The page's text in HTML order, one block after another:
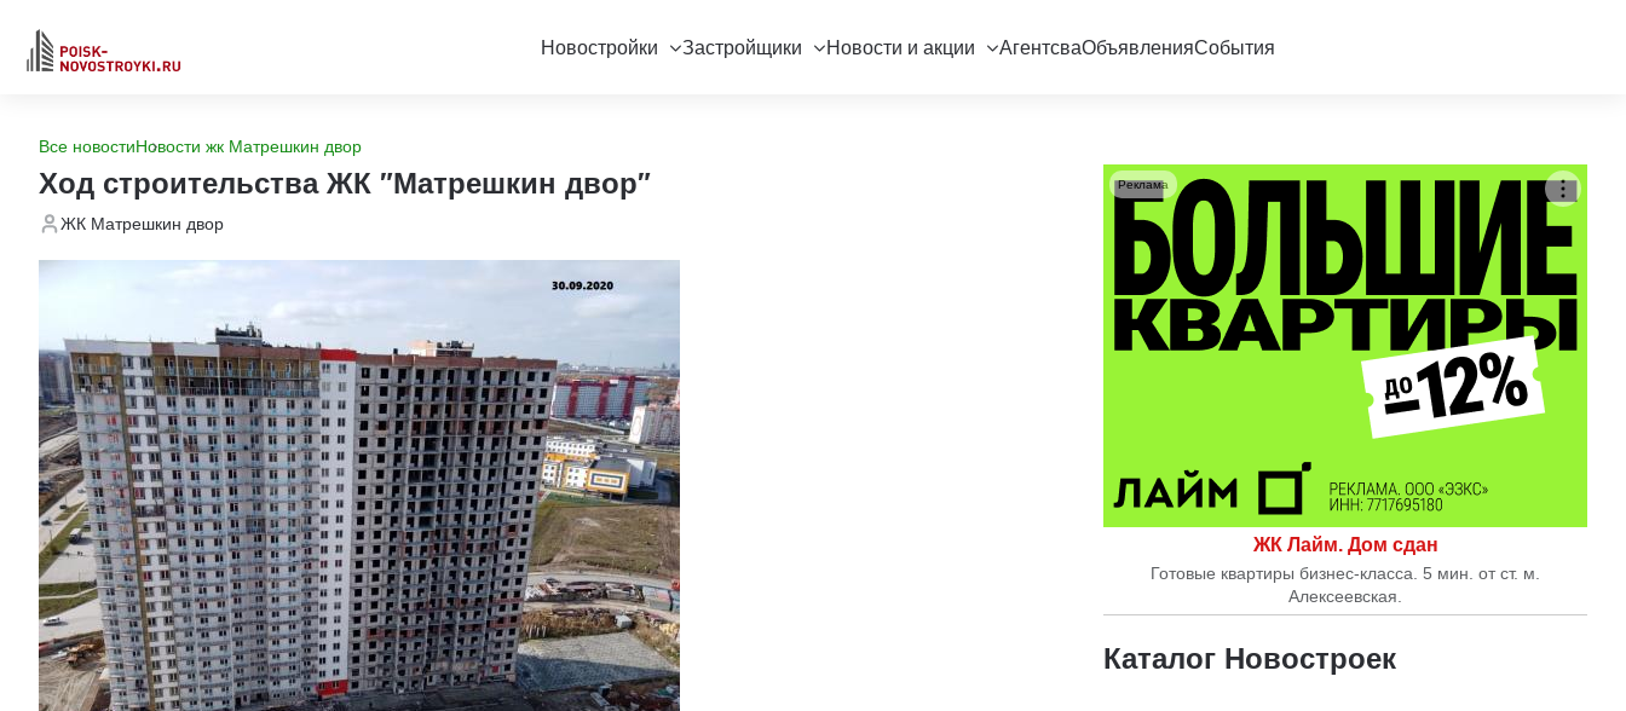
Новостройки Застройщики Новости и акции АгентсваОбъявленияСобытия
Все новостиНовости жк Матрешкин двор
Ход строительства ЖК "Матрешкин двор"
ЖК Матрешкин двор
ЖК Лайм. Дом сдан
Готовые квартиры бизнес-класса. 5 мин. от ст. м.
Алексеевская.
Реклама
Каталог Новостроек